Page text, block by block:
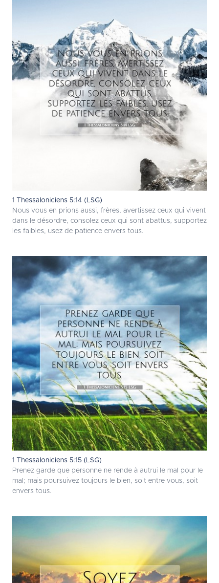
1 Thessaloniciens 5:14 (LSG)
Nous vous en prions aussi, frères, avertissez ceux qui vivent
dans le désordre, consolez ceux qui sont abattus, supportez
les faibles, usez de patience envers tous.
1 Thessaloniciens 5:15 (LSG)
Prenez garde que personne ne rende à autrui le mal pour le
mal; mais poursuivez toujours le bien, soit entre vous, soit
envers tous.